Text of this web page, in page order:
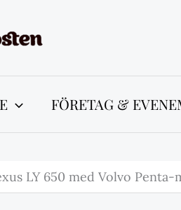
FÖRETAG &
LY 650 med Volvo